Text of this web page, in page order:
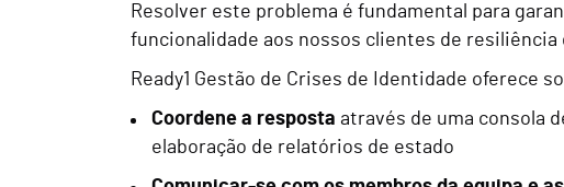
Resolver este problema é fundamental para
funcionalidade aos nossos clientes de
Ready1 Gestão de Crises de Identidade oferece
Coordene a resposta através de uma consola
elaboração de relatórios de estado